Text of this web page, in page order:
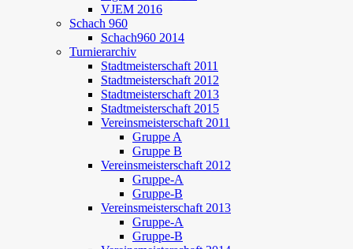
VJEM 2016
Schach 960
Schach960 2014
Turnierarchiv
Stadtmeisterschaft 2011
Stadtmeisterschaft 2012
Stadtmeisterschaft 2013
Stadtmeisterschaft 2015
Vereinsmeisterschaft 2011
Gruppe A
Gruppe B
Vereinsmeisterschaft 2012
Gruppe-A
Gruppe-B
Vereinsmeisterschaft 2013
Gruppe-A
Gruppe-B